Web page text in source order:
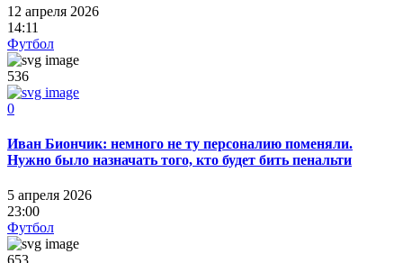
12 апреля 2026
14:11
Футбол
536
0
Иван Биончик: немного не ту персоналию поменяли.
Нужно было назначать того, кто будет бить пенальти
5 апреля 2026
23:00
Футбол